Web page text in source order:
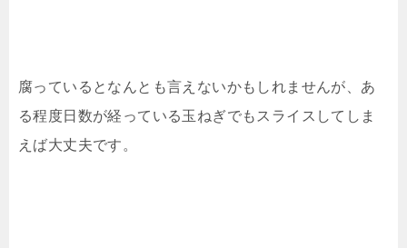
腐っているとなんとも言えないかもしれませんが、あ
る程度日数が経っている玉ねぎでもスライスしてしま
えば大丈夫です。